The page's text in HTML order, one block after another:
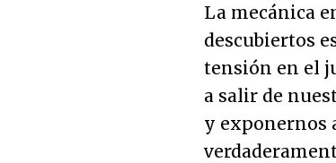
La mecánica
descubiertos
tensión en el
a salir de
y exponernos